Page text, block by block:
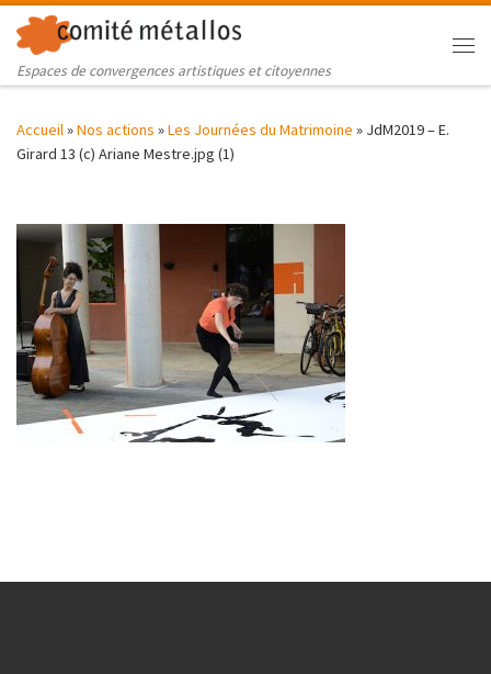
Skip to content
Espaces de convergences artistiques et citoyennes
Accueil»Nos actions »Les Journées du Matrimoine » JdM2019 – E.
Girard 13 (c) Ariane Mestre.jpg (1)